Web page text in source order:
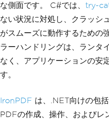
な側面です。 C#では、 try-
ない状況に対処し、クラッシ
がスムーズに動作するための
ラーハンドリングは、ランタ
なく、アプリケーションの安
す。
IronPDF は、.NET向けの包
PDFの作成、操作、およびレ